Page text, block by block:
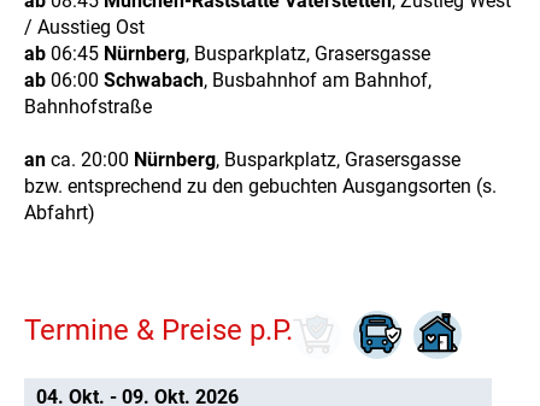
/ Ausstieg Ost
ab 06:45 Nürnberg, Busparkplatz, Grasersgasse
ab 06:00 Schwabach, Busbahnhof am Bahnhof,
Bahnhofstraße
an ca. 20:00 Nürnberg, Busparkplatz, Grasersgasse
bzw. entsprechend zu den gebuchten Ausgangsorten (s.
Abfahrt)
Termine & Preise p.P.
04. Okt. - 09. Okt. 2026